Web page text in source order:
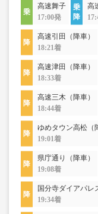
高速舞子
17:00発
高
高速引田（降車）
18:21着
高速津田（降車）
18:33着
高速三木（降車）
18:44着
ゆめタウン高松（
19:01着
県庁通り（降車）
19:08着
国分寺ダイアパレ
19:34着